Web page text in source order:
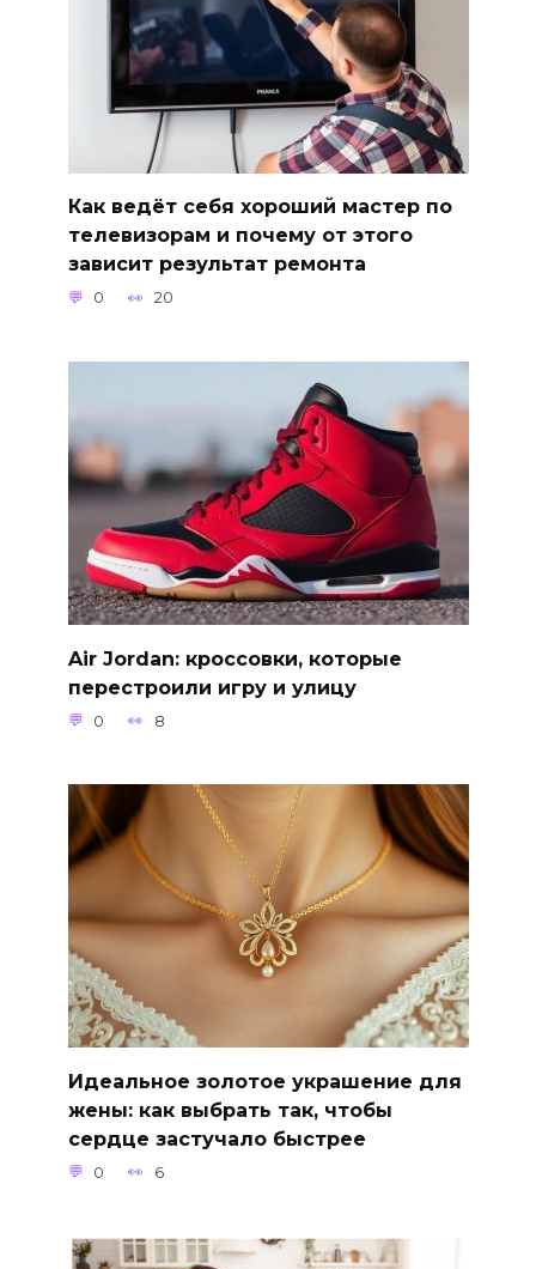
Как ведёт себя хороший мастер по
телевизорам и почему от этого
зависит результат ремонта
0 20
Air Jordan: кроссовки, которые
перестроили игру и улицу
0 8
Идеальное золотое украшение для
жены: как выбрать так, чтобы
сердце застучало быстрее
0 6